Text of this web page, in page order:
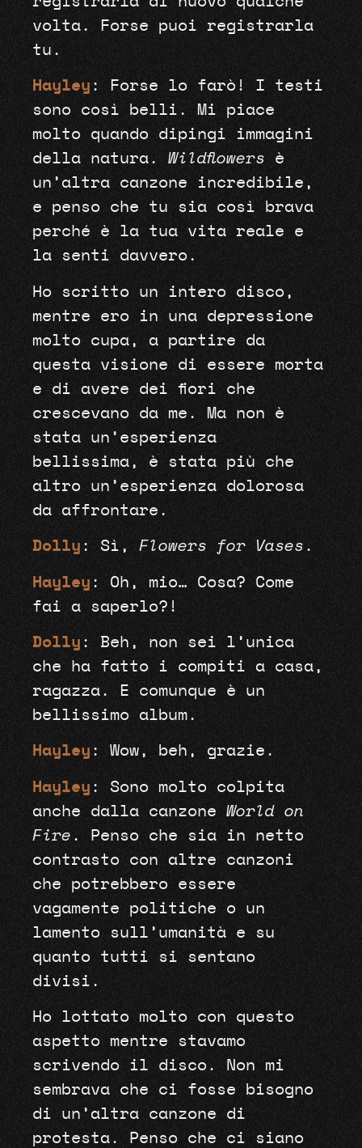
volta. Forse puoi registrarla
tu.
Hayley : Forse lo farò! I testi
sono così belli. Mi piace
molto quando dipingi immagini
della natura. Wildflowers è
un’altra canzone incredibile,
e penso che tu sia così brava
perché è la tua vita reale e
la senti davvero.
Ho scritto un intero disco,
mentre ero in una depressione
molto cupa, a partire da
questa visione di essere morta
e di avere dei fiori che
crescevano da me. Ma non è
stata un’esperienza
bellissima, è stata più che
altro un’esperienza dolorosa
da affrontare.
Dolly : Sì, Flowers for Vases .
Hayley : Oh, mio… Cosa? Come
fai a saperlo?!
Dolly : Beh, non sei l’unica
che ha fatto i compiti a casa,
ragazza. E comunque è un
bellissimo album.
Hayley : Wow, beh, grazie.
Hayley : Sono molto colpita
anche dalla canzone World on
Fire . Penso che sia in netto
contrasto con altre canzoni
che potrebbero essere
vagamente politiche o un
lamento sull’umanità e su
quanto tutti si sentano
divisi.
Ho lottato molto con questo
aspetto mentre stavamo
scrivendo il disco. Non mi
sembrava che ci fosse bisogno
di un’altra canzone di
protesta. Penso che ci siano